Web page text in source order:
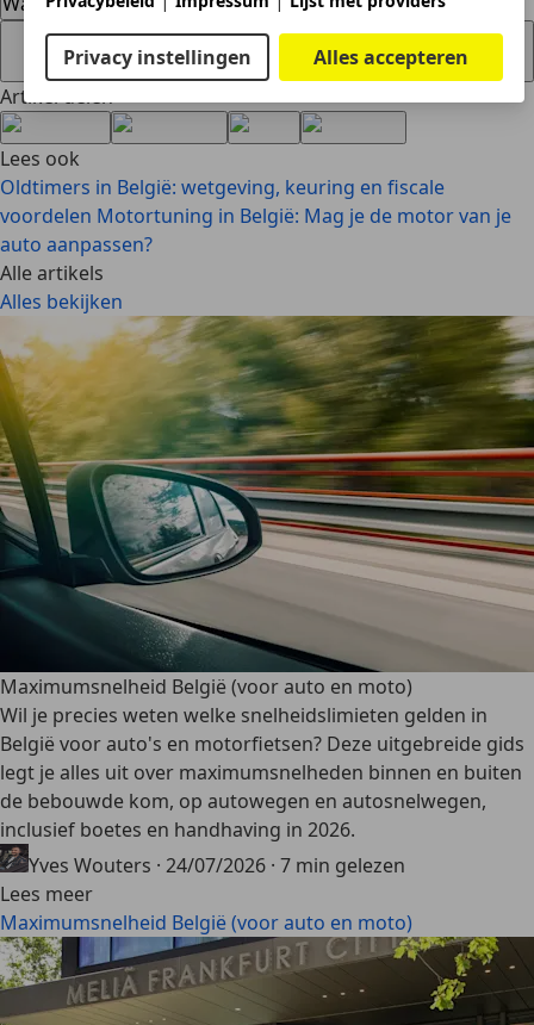
Privacy instellingen Alles accepteren
Hoe beïnvloedt een automaat mijn brandstofverbruik
vergeleken met een handbak?
Artikel delen
Lees ook
Oldtimers in België: wetgeving, keuring en fiscale
voordelen Motortuning in België: Mag je de motor van je
auto aanpassen?
Alle artikels
Alles bekijken
Maximumsnelheid België (voor auto en moto)
Wil je precies weten welke snelheidslimieten gelden in
België voor auto's en motorfietsen? Deze uitgebreide gids
legt je alles uit over maximumsnelheden binnen en buiten
de bebouwde kom, op autowegen en autosnelwegen,
inclusief boetes en handhaving in 2026.
Yves Wouters · 24/07/2026 · 7 min gelezen
Lees meer
Maximumsnelheid België (voor auto en moto)